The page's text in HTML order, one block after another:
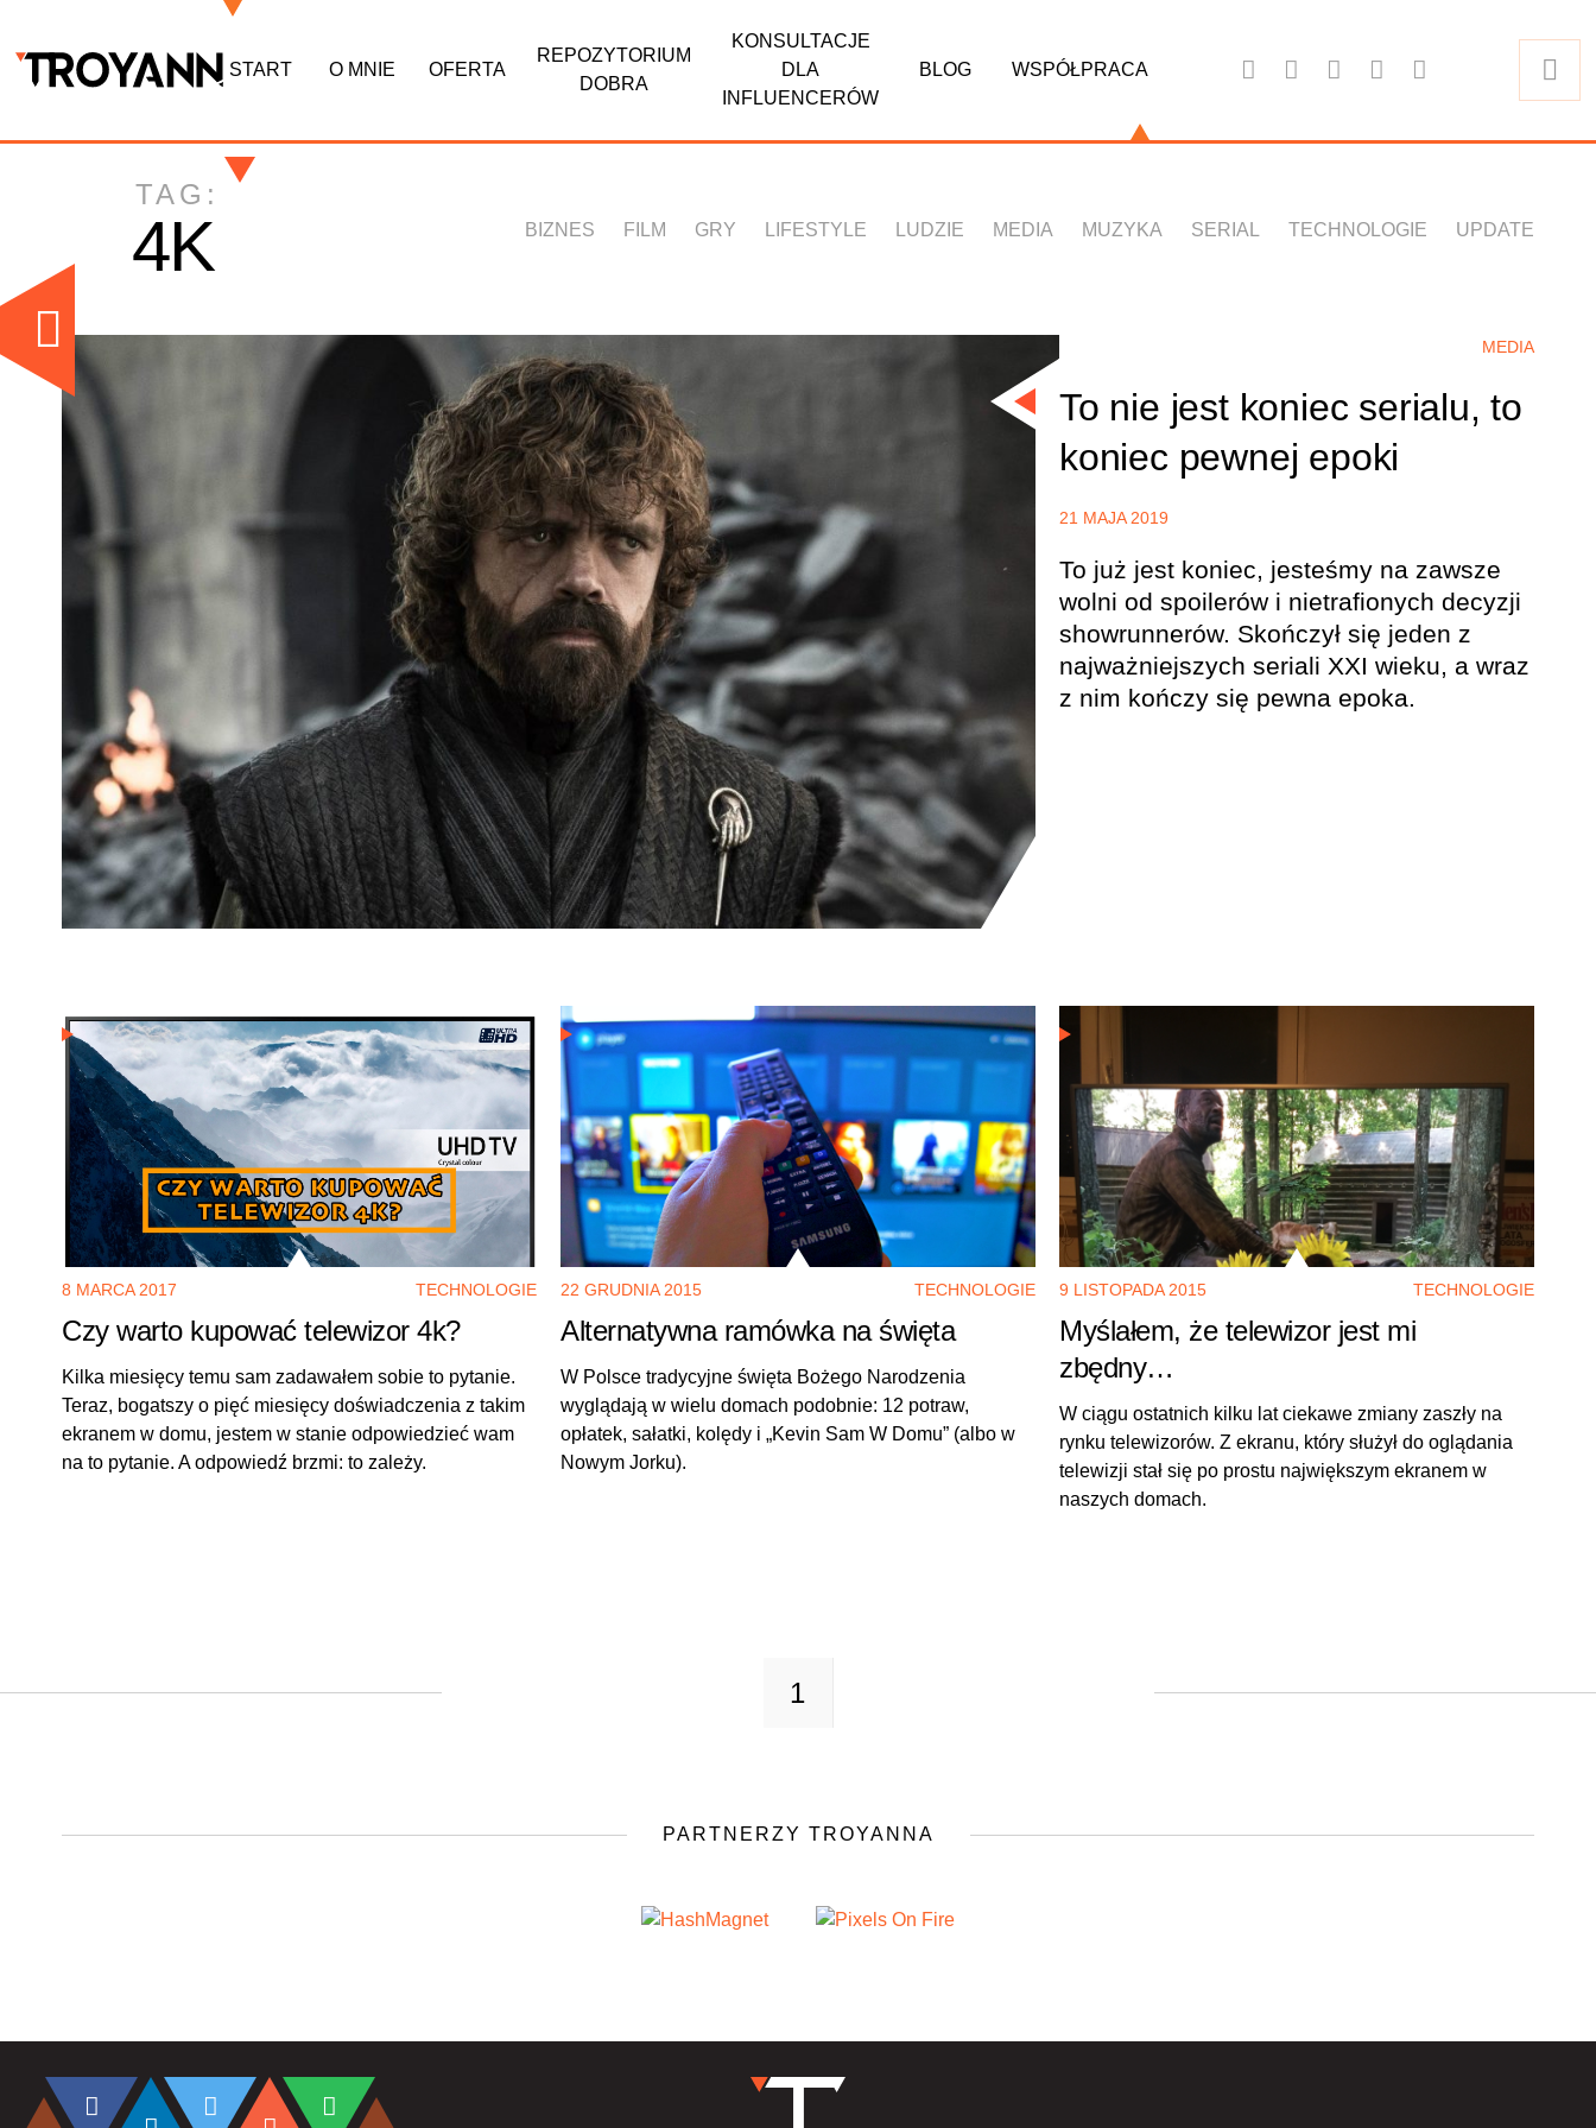
START O MNIE OFERTA
REPOZYTORIUM
DOBRA
KONSULTACJE
DLA
INFLUENCERÓW
BLOG WSPÓŁPRACA
TAG:
4K BIZNES FILM GRY LIFESTYLE LUDZIE MEDIA MUZYKA SERIAL TECHNOLOGIE UPDATE
MEDIA
To nie jest koniec serialu, to
koniec pewnej epoki
21 MAJA 2019
To już jest koniec, jesteśmy na zawsze
wolni od spoilerów i nietrafionych decyzji
showrunnerów. Skończył się jeden z
najważniejszych seriali XXI wieku, a wraz
z nim kończy się pewna epoka.
8 MARCA 2017 TECHNOLOGIE
Czy warto kupować telewizor 4k?
Kilka miesięcy temu sam zadawałem sobie to pytanie.
Teraz, bogatszy o pięć miesięcy doświadczenia z takim
ekranem w domu, jestem w stanie odpowiedzieć wam
na to pytanie. A odpowiedź brzmi: to zależy.
22 GRUDNIA 2015 TECHNOLOGIE
Alternatywna ramówka na święta
W Polsce tradycyjne święta Bożego Narodzenia
wyglądają w wielu domach podobnie: 12 potraw,
opłatek, sałatki, kolędy i „Kevin Sam W Domu” (albo w
Nowym Jorku).
9 LISTOPADA 2015 TECHNOLOGIE
Myślałem, że telewizor jest mi
zbędny…
W ciągu ostatnich kilku lat ciekawe zmiany zaszły na
rynku telewizorów. Z ekranu, który służył do oglądania
telewizji stał się po prostu największym ekranem w
naszych domach.
1
PARTNERZY TROYANNA